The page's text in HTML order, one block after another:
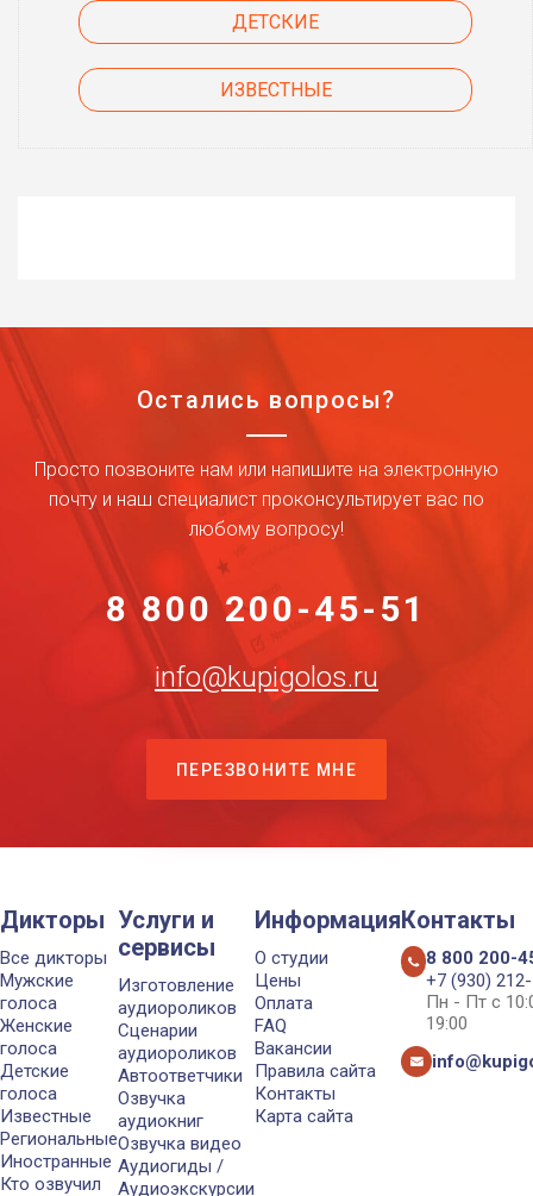
ДЕТСКИЕ
ИЗВЕСТНЫЕ
Остались вопросы?
Просто позвоните нам или напишите на электронную
почту и наш специалист проконсультирует вас по
любому вопросу!
8 800 200-45-51
info@kupigolos.ru
ПЕРЕЗВОНИТЕ МНЕ
Дикторы
Все дикторы
Мужские
голоса
Женские
голоса
Детские
голоса
Известные
Региональные
Иностранные
Кто озвучил
Услуги и
сервисы
Изготовление
аудиороликов
Сценарии
аудиороликов
Автоответчики
Озвучка
аудиокниг
Озвучка видео
Аудиогиды /
Аудиоэкскурсии
Информация
О студии
Цены
Оплата
FAQ
Вакансии
Правила сайта
Контакты
Карта сайта
Контакты
8 800 200-
+7 (930)
Пн - Пт с
19:00